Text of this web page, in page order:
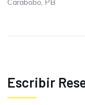
Carabobo, PB
Escribir